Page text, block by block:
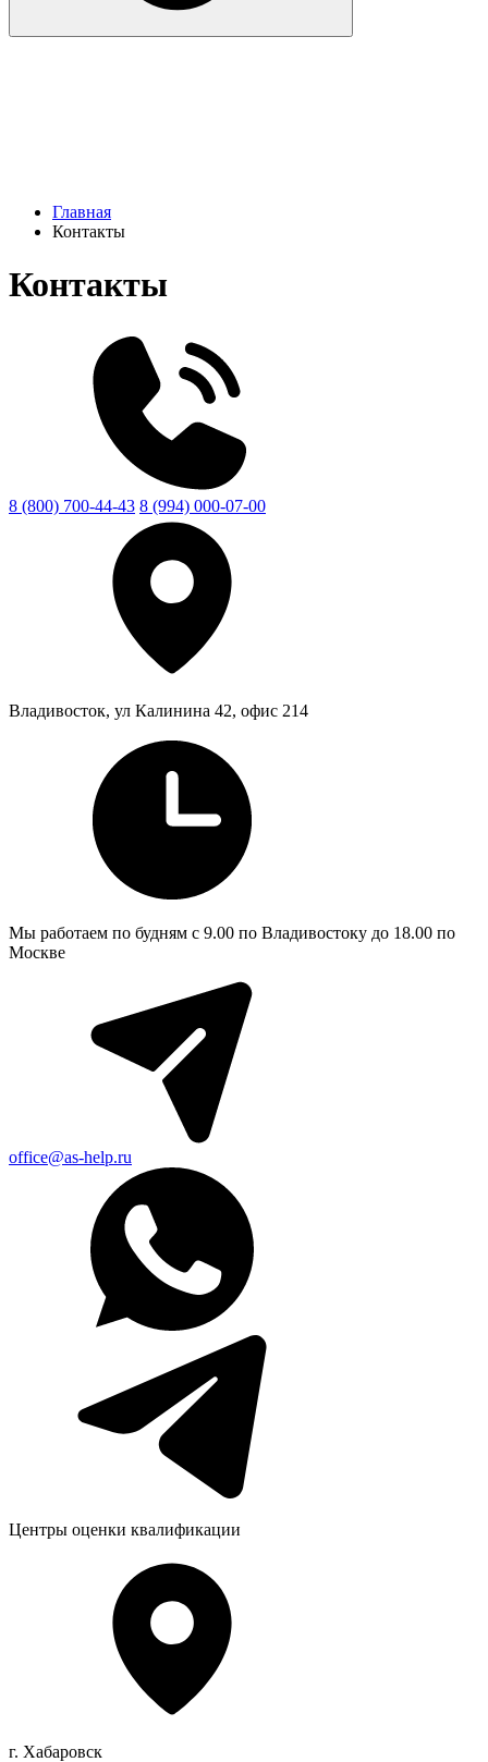
Главная
Контакты
Контакты
8 (800) 700-44-43 8 (994) 000-07-00
Владивосток, ул Калинина 42, офис 214
Мы работаем по будням с 9.00 по Владивостоку до 18.00 по
Москве
office@as-help.ru
Центры оценки квалификации
г. Хабаровск